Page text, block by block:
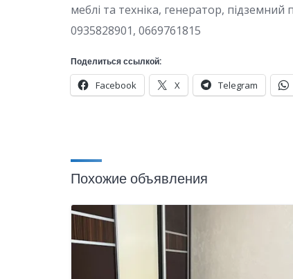
меблі та техніка, генератор, підземний
0935828901, 0669761815
Поделиться ссылкой:
Facebook X Telegram
Похожие объявления